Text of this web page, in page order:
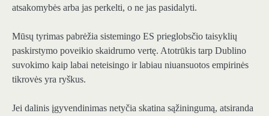
atsakomybės arba jas perkelti, o ne jas pasidalyti.
Mūsų tyrimas pabrėžia sistemingo ES prieglobsčio taisyklių
paskirstymo poveikio skaidrumo vertę. Atotrūkis tarp Dublino
suvokimo kaip labai neteisingo ir labiau niuansuotos empirinės
tikrovės yra ryškus.
Jei dalinis įgyvendinimas netyčia skatina sąžiningumą, atsiranda